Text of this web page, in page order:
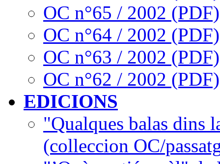
OC n°65 / 2002 (PDF)
OC n°64 / 2002 (PDF)
OC n°63 / 2002 (PDF)
OC n°62 / 2002 (PDF)
EDICIONS
"Qualques balas dins
(colleccion OC/